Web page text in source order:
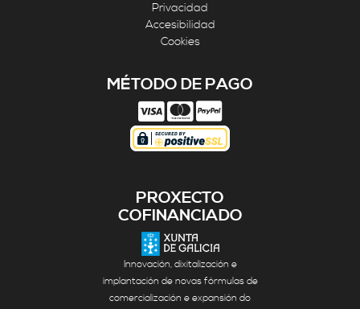
Privacidad
Accesibilidad
Cookies
MÉTODO DE PAGO
PROXECTO
COFINANCIADO
Innovación, dixitalización e
implantación de novas fórmulas de
comercialización e expansión do